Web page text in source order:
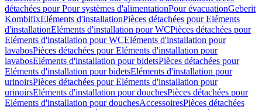
détachées pour Pour systèmes d'alimentationPour évacuationGeberit
KombifixEléments d'installationPièces détachées pour Eléments
d'installationEléments d'installation pour WCPièces détachées pour
Eléments d'installation pour WCEléments d'installation pour
lavabosPièces détachées pour Eléments d'installation pour
lavabosEléments d'installation pour bidetsPièces détachées pour
Eléments d'installation pour bidetsEléments d'installation pour
urinoirsPièces détachées pour Eléments d'installation pour
urinoirsEléments d'installation pour douchesPièces détachées pour
Eléments d'installation pour douchesAccessoiresPièces détachées